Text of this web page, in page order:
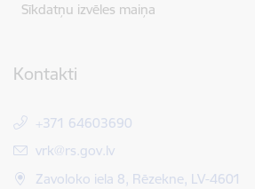
Sīkdatņu izvēles maiņa
Kontakti
+371 64603690
E-pasts:
vrk@rs.gov.lv
Zavoloko iela 8, Rēzekne, LV-4601